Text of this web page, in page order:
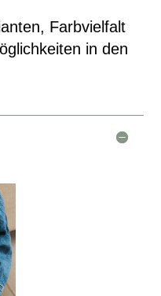
Farbvielfalt
in den